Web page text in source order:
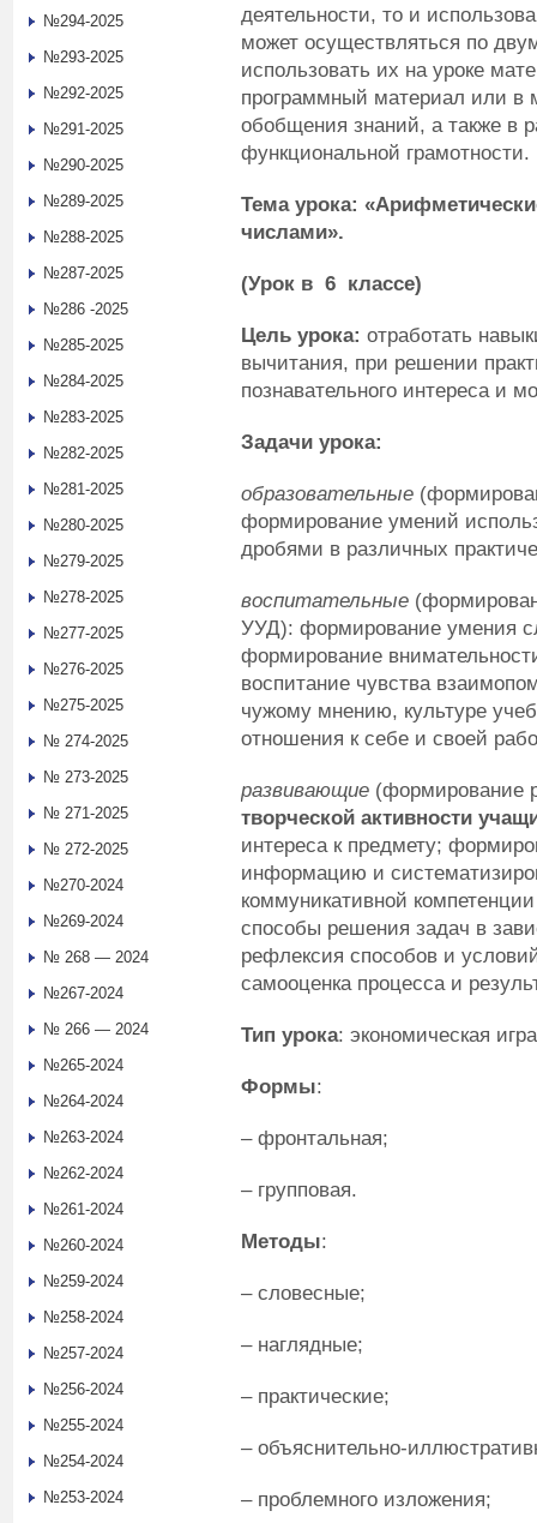
деятельности, то и
может осуществляться по
использовать их на уроке
программный материал или в
обобщения знаний, а также в
функциональной грамотности.
Тема урока:
числами».
(Урок в 6 классе)
Цель урока: отработать
вычитания, при решении
познавательного интереса и
Задачи урока:
образовательные
формирование умений
дробями в различных
воспитательные
УУД): формирование умения
формирование
воспитание чувства
чужому мнению, культуре
отношения к себе и своей
развивающие (формирование
творческой активности
интереса к предмету;
информацию и
коммуникативной
способы решения задач в
рефлексия способов и
самооценка процесса и
Тип урока: экономическая
Формы:
– фронтальная;
– групповая.
Методы:
– словесные;
– наглядные;
– практические;
– объяснительно-
– проблемного изложения;
№294-2025
№293-2025
№292-2025
№291-2025
№290-2025
№289-2025
№288-2025
№287-2025
№286 -2025
№285-2025
№284-2025
№283-2025
№282-2025
№281-2025
№280-2025
№279-2025
№278-2025
№277-2025
№276-2025
№275-2025
№ 274-2025
№ 273-2025
№ 271-2025
№ 272-2025
№270-2024
№269-2024
№ 268 — 2024
№267-2024
№ 266 — 2024
№265-2024
№264-2024
№263-2024
№262-2024
№261-2024
№260-2024
№259-2024
№258-2024
№257-2024
№256-2024
№255-2024
№254-2024
№253-2024